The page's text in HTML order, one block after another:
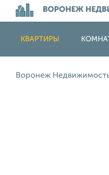
ВОРОНЕЖ
КВАРТИРЫ
Воронеж